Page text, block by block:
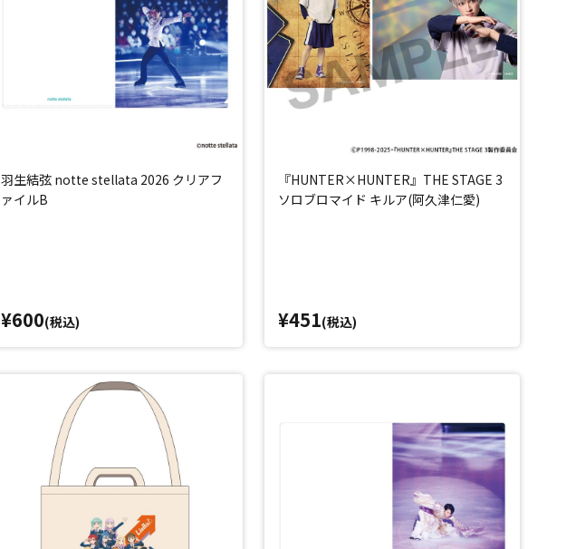
羽生結弦 notte stellata 2026 クリアフ
ァイルB
¥600(税込)
『HUNTER×HUNTER』THE STAGE 3
ソロブロマイド キルア(阿久津仁愛)
¥451(税込)